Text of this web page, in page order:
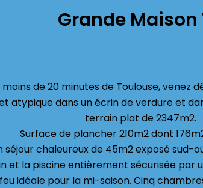
Grande Maison
moins de 20 minutes de Toulouse, venez
atypique dans un écrin de verdure et
terrain plat de 2347m2.
Surface de plancher 210m2 dont
séjour chaleureux de 45m2 exposé sud-
et la piscine entièrement sécurisée par
idéale pour la mi-saison. Cinq